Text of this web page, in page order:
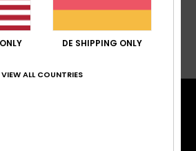
Guide
DE SHIPPING ONLY
VIEW ALL COUNTRIES